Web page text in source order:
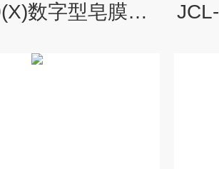
JCL-2010(X)数字型皂膜流量计